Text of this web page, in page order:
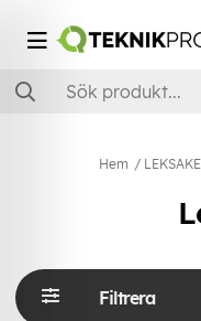
Hem
Filtrera